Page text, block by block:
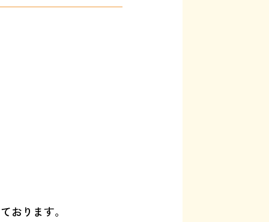
おります。